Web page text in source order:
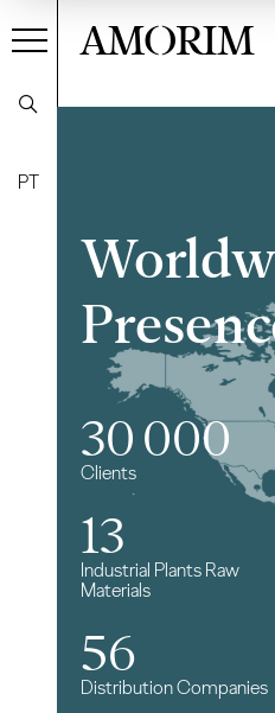
PT
AMORIM
30 000
Clients
13
Industrial Plants Raw
Materials
56
Distribution Companies